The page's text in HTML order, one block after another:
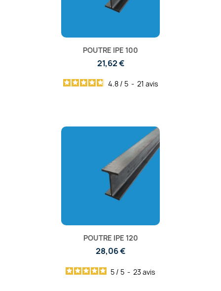
POUTRE IPE 100
21,62 €
4.8 / 5 - 21 avis
POUTRE IPE 120
28,06 €
5 / 5 - 23avis